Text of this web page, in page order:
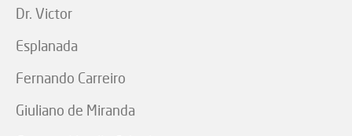
Dr. Victor
Esplanada
Fernando Carreiro
Giuliano de Miranda